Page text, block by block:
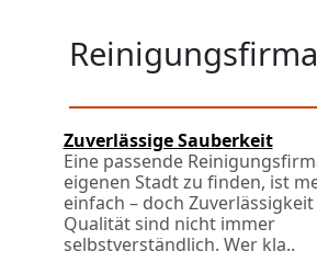
Zuverlässige Sauberkeit
Eine passende
eigenen Stadt zu finden, ist
einfach – doch
Qualität sind nicht immer
selbstverständlich. Wer kla..